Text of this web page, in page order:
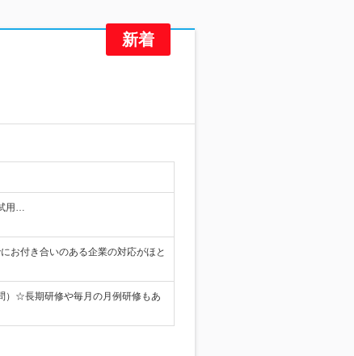
用…
お付き合いのある企業の対応がほと
）☆長期研修や毎月の月例研修もあ